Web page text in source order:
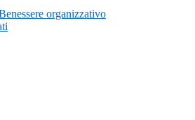
organizzativo